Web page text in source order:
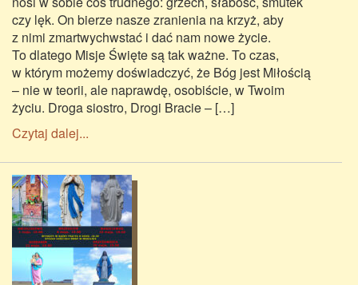
czy lęk. On bierze nasze zranienia na krzyż, aby
z nimi zmartwychwstać i dać nam nowe życie.
To dlatego Misje Święte są tak ważne. To czas,
w którym możemy doświadczyć, że Bóg jest Miłością
– nie w teorii, ale naprawdę, osobiście, w Twoim
życiu. Droga siostro, Drogi Bracie – […]
Czytaj dalej...